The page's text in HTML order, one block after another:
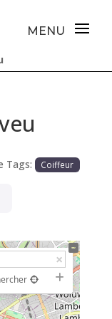
Tags: Coiffeur